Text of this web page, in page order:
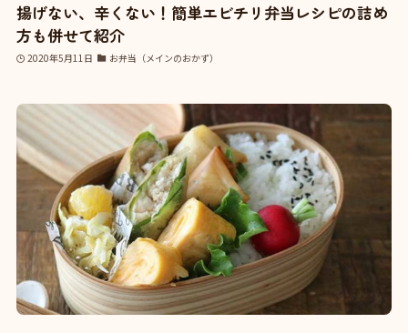
揚げない、辛くない！簡単エビチリ弁当レシピの詰め
方も併せて紹介
2020年5月11日 お弁当（メインのおかず）